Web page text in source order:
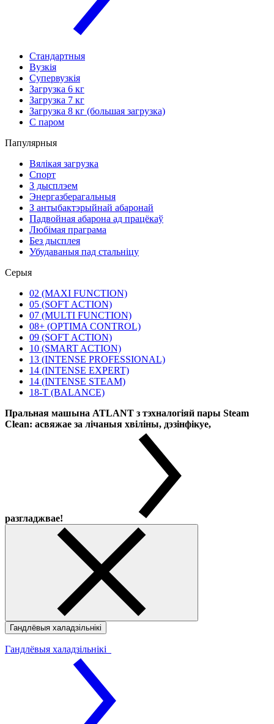
Стандартныя
Вузкія
Супервузкія
Загрузка 6 кг
Загрузка 7 кг
Загрузка 8 кг (большая загрузка)
С паром
Папулярныя
Вялікая загрузка
Спорт
З дысплэем
Энергазберагальныя
З антыбактэрыйнай абаронай
Падвойная абарона ад працёкаў
Любімая праграма
Без дысплея
Убудаваныя пад стальніцу
Серыя
02 (MAXI FUNCTION)
05 (SOFT ACTION)
07 (MULTI FUNCTION)
08+ (OPTIMA CONTROL)
09 (SOFT ACTION)
10 (SMART ACTION)
13 (INTENSE PROFESSIONAL)
14 (INTENSE EXPERT)
14 (INTENSE STEAM)
18-T (BALANCE)
Пральная машына ATLANT з тэхналогіяй пары Steam
Clean: асвяжае за лічаныя хвіліны, дэзінфікуе,
разгладжвае!
Гандлёвыя халадзільнікі
Гандлёвыя халадзільнікі